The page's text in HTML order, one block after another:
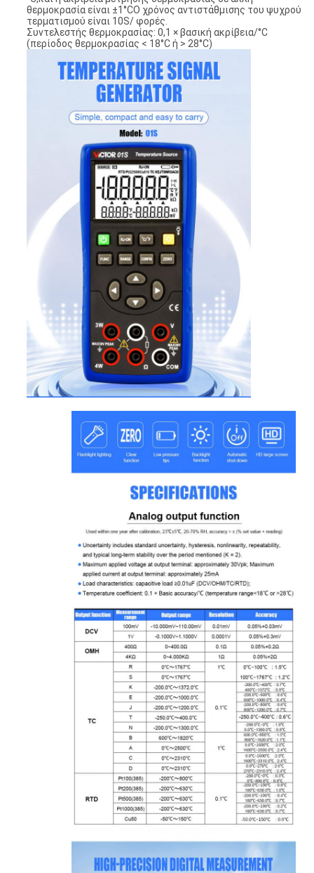
θερμοκρασία είναι ±1°CΟ χρόνος αντιστάθμισης του ψυχρού
τερματισμού είναι 10S/ φορές.
Συντελεστής θερμοκρασίας: 0,1 × βασική ακρίβεια/°C
(περίοδος θερμοκρασίας < 18°C ή > 28°C)